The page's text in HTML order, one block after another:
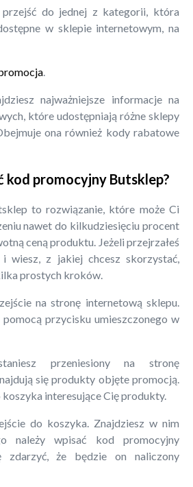
do jednej z kategorii, która
w sklepie internetowym, na
.
najważniejsze informacje na
które udostępniają różne sklepy
ona również kody rabatowe
kod promocyjny Butsklep?
to rozwiązanie, które może Ci
nawet do kilkudziesięciu procent
ceną produktu. Jeżeli przejrzałeś
wiesz, z jakiej chcesz skorzystać,
prostych kroków.
na stronę internetową sklepu.
przycisku umieszczonego w
przeniesiony na stronę
się produkty objęte promocją.
interesujące Cię produkty.
do koszyka. Znajdziesz w nim
należy wpisać kod promocyjny
zdarzyć, że będzie on naliczony